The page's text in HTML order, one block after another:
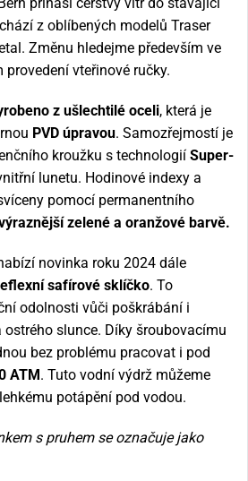
z oblíbených modelů Traser
Změnu hledejme především ve
vteřinové ručky.
z ušlechtilé oceli, která je
PVD úpravou. Samozřejmostí je
kroužku s technologií Super-
lunetu. Hodinové indexy a
pomocí permanentního
zelené a oranžové barvě.
novinka roku 2024 dále
safírové sklíčko. To
odolnosti vůči poškrábání i
slunce. Díky šroubovacímu
bez problému pracovat i pod
ATM. Tuto vodní výdrž můžeme
potápění pod vodou.
s pruhem se označuje jako